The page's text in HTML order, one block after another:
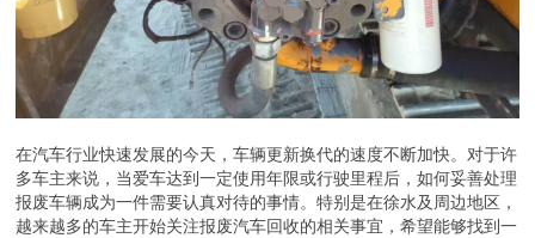
在汽车行业快速发展的今天，车辆更新换代的速度不断加快。对于许
多车主来说，当爱车达到一定使用年限或行驶里程后，如何妥善处理
报废车辆成为一件需要认真对待的事情。特别是在徐水及周边地区，
越来越多的车主开始关注报废汽车回收的相关事宜，希望能够找到一